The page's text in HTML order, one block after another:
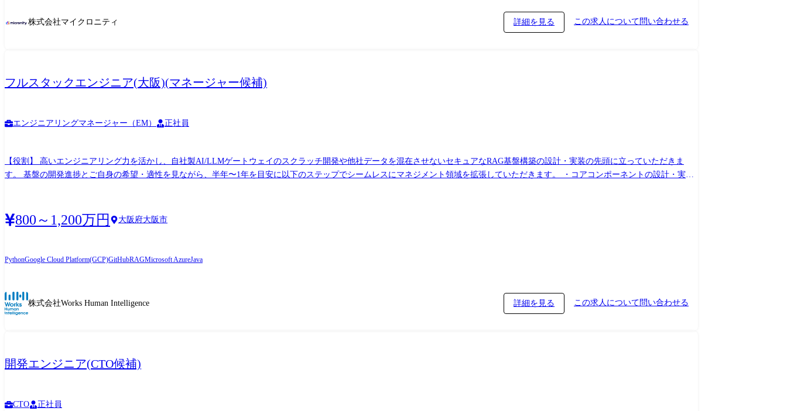
株式会社マイクロニティ 詳細を見る この求人について問い合わせる
フルスタックエンジニア(大阪)(マネージャー候補)
エンジニアリングマネージャー（EM） 正社員
【役割】 高いエンジニアリング力を活かし、自社製AI/LLMゲートウェイのスクラッチ開発や他社データを混在させないセキュアなRAG基盤構築の設計・実装の先頭に立っていただきま
す。 基盤の開発進捗とご自身の希望・適性を見ながら、半年〜1年を目安に以下のステップでシームレスにマネジメント領域を拡張していただきます。 ・コアコンポーネントの設計・実
アプリケーション基盤の開発リード ・AI Readyなデータ基盤のアーキテクチャ設計、開発 ・各種LLM(OpenAI, Anthropic, Bedrock等)のAPI統合、モデルの柔軟な切り替えを可能にするオー
ケストレーション基盤の構築 ・エンタープライズ要件(マルチテナント性、強固なデータ分離)を徹底したセキュアなデータパイプラインの構築 ・PoC(仮説検証)から、数万人規模の同時接
発マイルストーンの策定 ・開発チーム(5〜10名規模)のスクラムイベントのファシリテーション、タスクアサインと進捗管理 ・メンバーのコードレビュー、技術的メンタリングによるAIエ
名規模のグループ(チーム)が存在 【特徴・チームワーク】 ・エンジニアが企画から開発まで一貫して携われる、一部門としてはスタートアップのような運営形態 ・「COMPANY」に蓄積さ
れた膨大かつ豊富な種類のデータを活用して新しい価値を創造するやりがい ・チーム内での技術の情報共有が積極的、デイリーミーティングによるサポート体制、アットホームな雰囲気 ●
800～1,200万円 大阪府大阪市
PythonGoogle Cloud Platform(GCP)GitHubRAGMicrosoft AzureJava
株式会社Works Human Intelligence 詳細を見る この求人について問い合わせる
開発エンジニア(CTO候補)
CTO 正社員